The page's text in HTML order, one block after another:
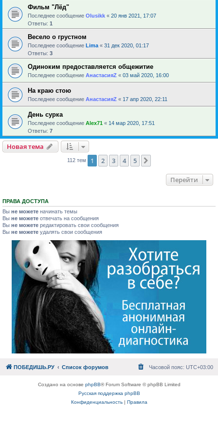
Фильм "Лёд"
Последнее сообщение Olusikk « 20 янв 2021, 17:07
Ответы: 1
Весело о грустном
Последнее сообщение Lima « 31 дек 2020, 01:17
Ответы: 3
Одиноким предоставляется общежитие
Последнее сообщение АнастасияZ « 03 май 2020, 16:00
На краю стою
Последнее сообщение АнастасияZ « 17 апр 2020, 22:11
День сурка
Последнее сообщение Alex71 « 14 мар 2020, 17:51
Ответы: 7
Новая тема
112 тем 1 2 3 4 5
Перейти
ПРАВА ДОСТУПА
Вы не можете начинать темы
Вы не можете отвечать на сообщения
Вы не можете редактировать свои сообщения
Вы не можете удалять свои сообщения
ПОБЕДИШЬ.РУ Список форумов Часовой пояс: UTC+03:00
Создано на основе phpBB® Forum Software © phpBB Limited
Русская поддержка phpBB
Конфиденциальность| Правила